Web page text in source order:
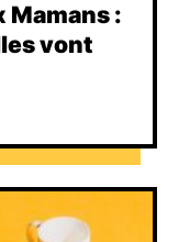
Mamans :
vont